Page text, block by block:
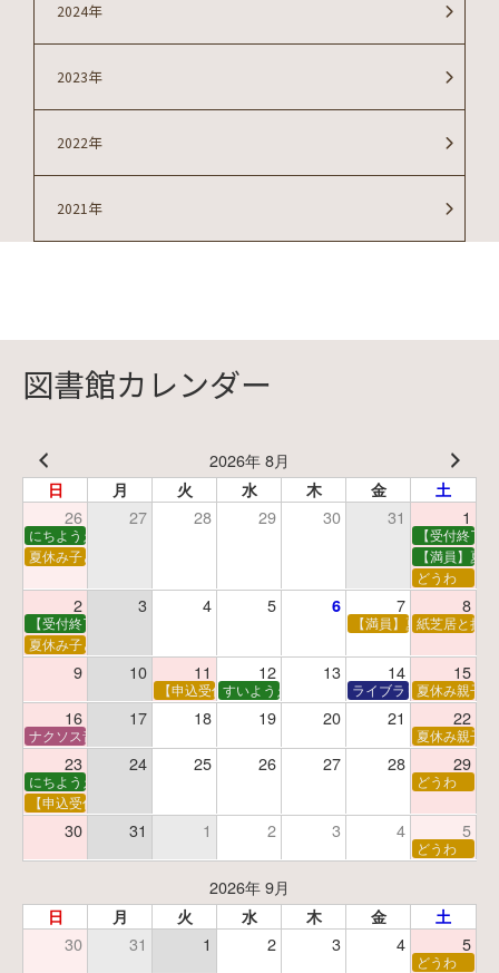
2024年
2023年
2022年
2021年
図書館カレンダー
2026年 8月
日 月 火 水 木 金 土
26 27 28 29 30 31 1
にちようえほん
【受付終了
夏休み子ども映画会
【満員】夏
どうわ
2 3 4 5 6 7 8
【受付終了】親子で挑戦！調べ学習ワークショップ 【満員】夏休み科学あ
紙芝居と折
夏休み子ども平和映画会
9 10 11 12 13 14 15
【申込受付中】夏休みおはなし工作会
すいようえほん ライブラリーシアター
夏休み親子
16 17 18 19 20 21 22
ナクソス音楽会 第5回 NHK交響楽団創立100年 夏休み親子
23 24 25 26 27 28 29
にちようえほん
どうわ
【申込受付中】ゆうべのこわ～いおはなし会
30 31 1 2 3 4 5
どうわ
2026年 9月
日 月 火 水 木 金 土
30 31 1 2 3 4 5
どうわ